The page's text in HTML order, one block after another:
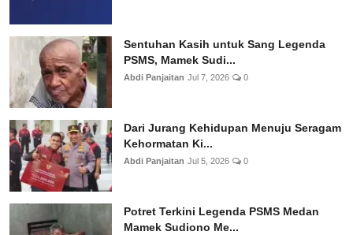
Sentuhan Kasih untuk Sang Legenda
PSMS, Mamek Sudi...
Abdi Panjaitan Jul 7, 2026 0
Dari Jurang Kehidupan Menuju Seragam
Kehormatan Ki...
Abdi Panjaitan Jul 5, 2026 0
Potret Terkini Legenda PSMS Medan
Mamek Sudiono Me...